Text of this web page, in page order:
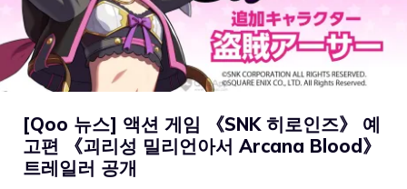
[Qoo 뉴스] 액션 게임 《SNK 히로인즈》 예
고편 《괴리성 밀리언아서 Arcana Blood》
트레일러 공개